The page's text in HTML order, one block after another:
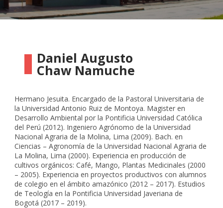
Daniel Augusto
Chaw Namuche
Hermano Jesuita. Encargado de la Pastoral Universitaria de
la Universidad Antonio Ruiz de Montoya. Magister en
Desarrollo Ambiental por la Pontificia Universidad Católica
del Perú (2012). Ingeniero Agrónomo de la Universidad
Nacional Agraria de la Molina, Lima (2009). Bach. en
Ciencias – Agronomía de la Universidad Nacional Agraria de
La Molina, Lima (2000). Experiencia en producción de
cultivos orgánicos: Café, Mango, Plantas Medicinales (2000
– 2005). Experiencia en proyectos productivos con alumnos
de colegio en el ámbito amazónico (2012 – 2017). Estudios
de Teología en la Pontificia Universidad Javeriana de
Bogotá (2017 – 2019).